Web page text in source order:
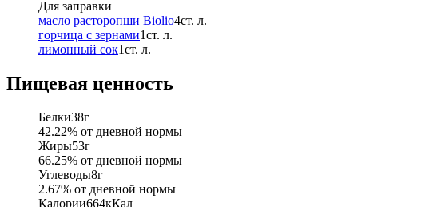
Для заправки
масло расторопши Biolio4ст. л.
горчица с зернами1ст. л.
лимонный сок1ст. л.
Пищевая ценность
Белки38г
42.22% от дневной нормы
Жиры53г
66.25% от дневной нормы
Углеводы8г
2.67% от дневной нормы
Калории664кКал